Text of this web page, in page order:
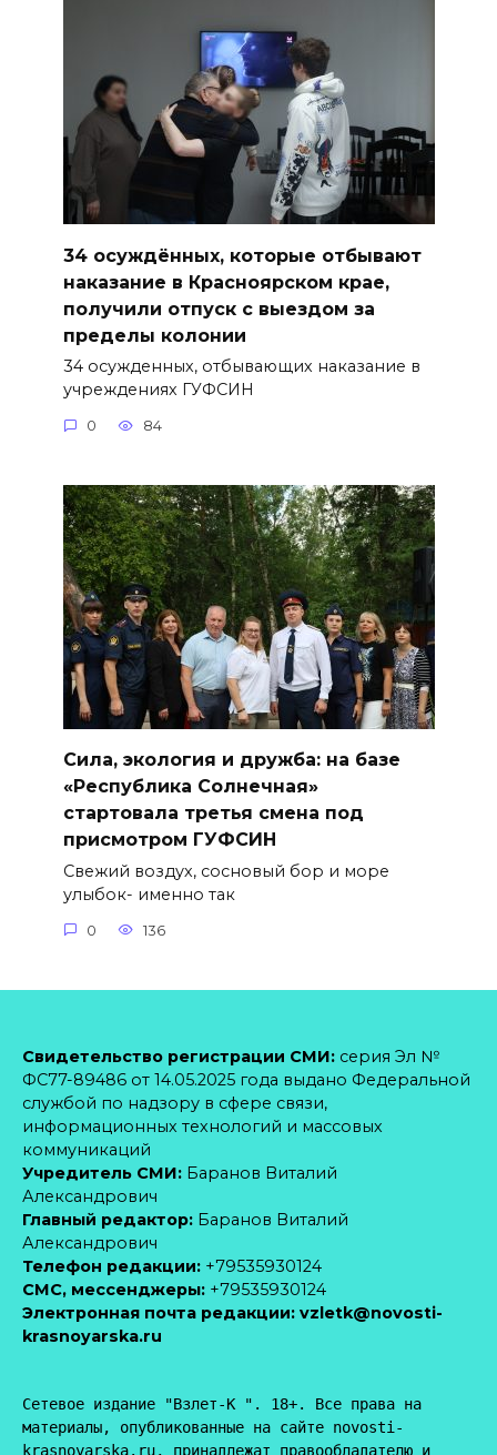
34 осуждённых, которые отбывают
наказание в Красноярском крае,
получили отпуск с выездом за
пределы колонии
34 осужденных, отбывающих наказание в
учреждениях ГУФСИН
0 84
Сила, экология и дружба: на базе
«Республика Солнечная»
стартовала третья смена под
присмотром ГУФСИН
Свежий воздух, сосновый бор и море
улыбок- именно так
0 136
Свидетельство регистрации СМИ: серия Эл №
ФС77-89486 от 14.05.2025 года выдано Федеральной
службой по надзору в сфере связи,
информационных технологий и массовых
коммуникаций
Учредитель СМИ: Баранов Виталий
Александрович
Главный редактор: Баранов Виталий
Александрович
Телефон редакции: +79535930124
CМС, мессенджеры: +79535930124
Электронная почта редакции: vzletk@novosti-
krasnoyarska.ru
Сетевое издание "Взлет-К ". 18+. Все права на
материалы, опубликованные на сайте novosti-
krasnoyarska.ru, принадлежат правообладателю и